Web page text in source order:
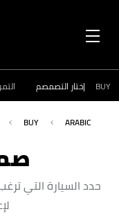
MENU
BUY إختار التصمصم
ARABIC
BUY
حدد السيارة التي